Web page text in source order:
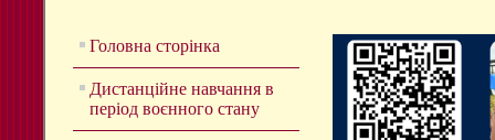
Головна сторінка
Дистанційне навчання в
період воєнного стану